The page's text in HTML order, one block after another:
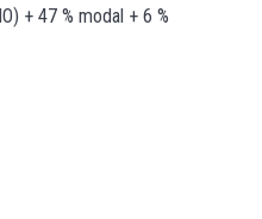
+ 47 % modal + 6 %